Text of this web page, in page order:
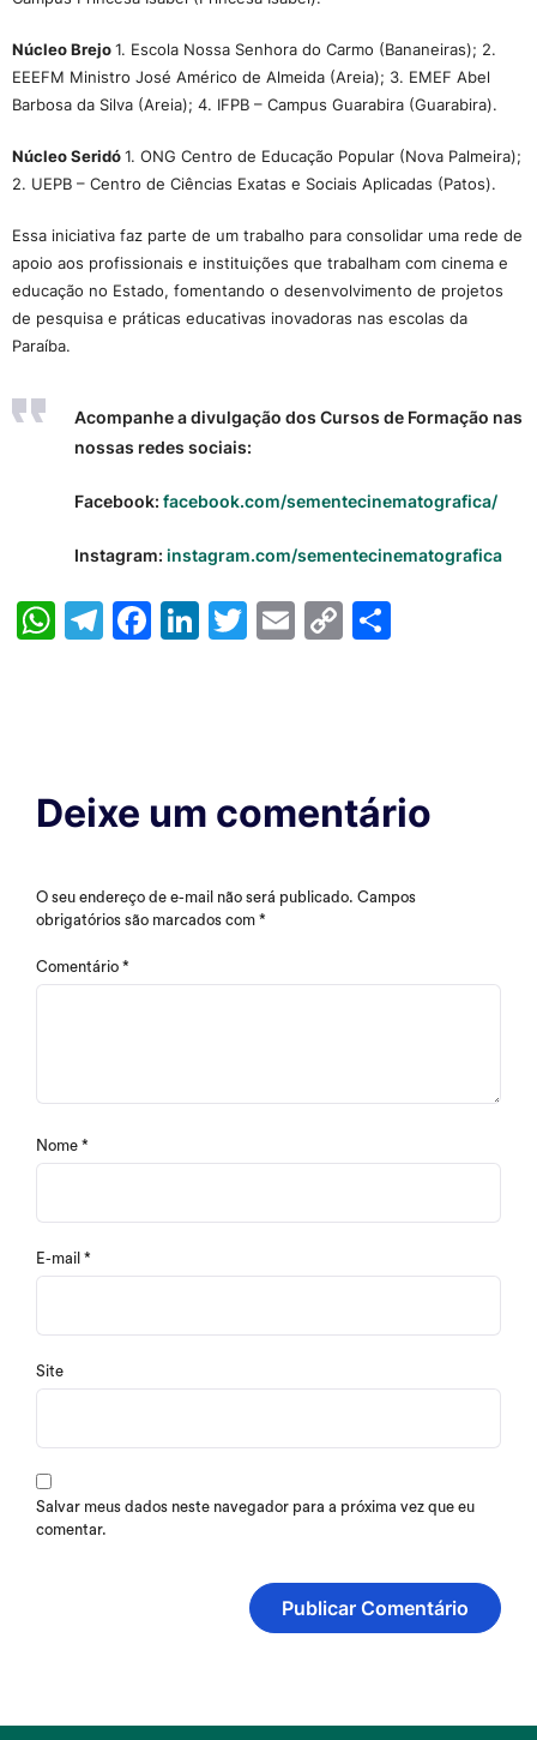
Núcleo Brejo1. Escola Nossa Senhora do Carmo (Bananeiras); 2.
EEEFM Ministro José Américo de Almeida (Areia); 3. EMEF Abel
Barbosa da Silva (Areia); 4. IFPB – Campus Guarabira (Guarabira).
Núcleo Seridó1. ONG Centro de Educação Popular (Nova Palmeira);
2. UEPB – Centro de Ciências Exatas e Sociais Aplicadas (Patos).
Essa iniciativa faz parte de um trabalho para consolidar uma rede de
apoio aos profissionais e instituições que trabalham com cinema e
educação no Estado, fomentando o desenvolvimento de projetos
de pesquisa e práticas educativas inovadoras nas escolas da
Paraíba.
Acompanhe a divulgação dos Cursos de Formação nas
nossas redes sociais:
Facebook: facebook.com/sementecinematografica/
Instagram: instagram.com/sementecinematografica
WhatsApp
Telegram
Facebook
LinkedIn
Twitter
Email
Copy
Deixe um comentário
O seu endereço de e-mail não será publicado. Campos
obrigatórios são marcados com *
Comentário *
Nome *
E-mail *
Site
Salvar meus dados neste navegador para a próxima vez que eu
comentar.